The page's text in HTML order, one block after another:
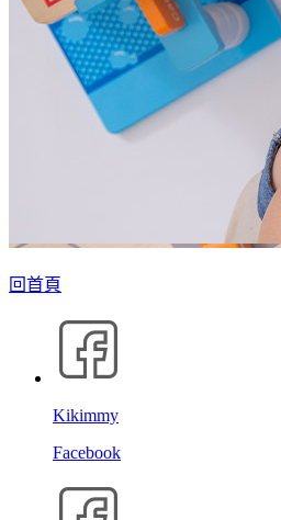
回首頁
Kikimmy
Facebook